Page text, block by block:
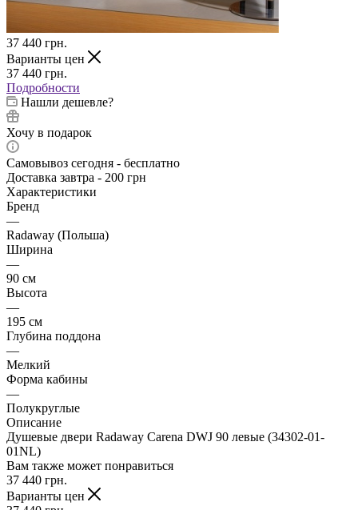
37 440 грн.
Варианты цен
37 440 грн.
Подробности
Нашли дешевле?
Хочу в подарок
Самовывоз сегодня - бесплатно
Доставка завтра - 200 грн
Характеристики
Бренд
—
Radaway (Польша)
Ширина
—
90 см
Высота
—
195 см
Глубина поддона
—
Мелкий
Форма кабины
—
Полукруглые
Описание
Душевые двери Radaway Carena DWJ 90 левые (34302-01-
01NL)
Вам также может понравиться
37 440 грн.
Варианты цен